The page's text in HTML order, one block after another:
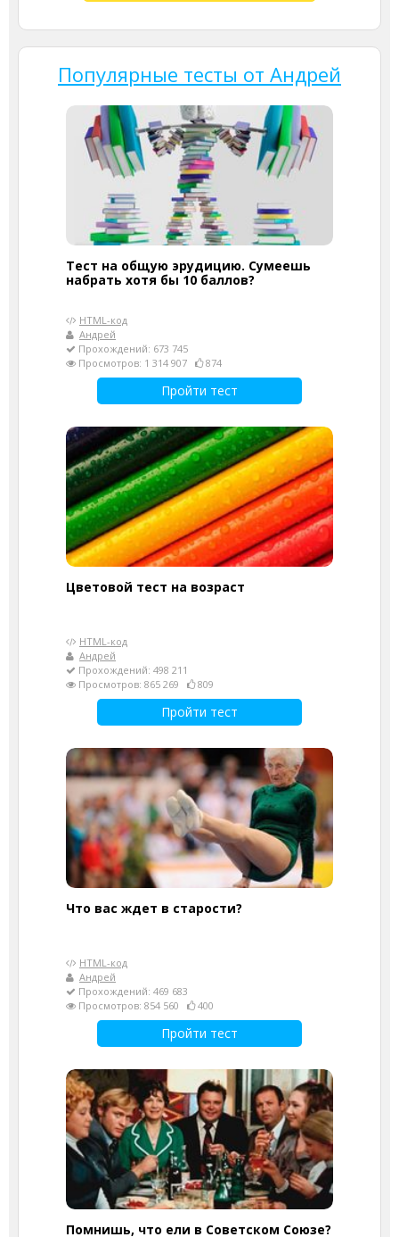
Популярные тесты от Андрей
Тест на общую эрудицию. Сумеешь
набрать хотя бы 10 баллов?
HTML-код
Андрей
Прохождений: 673 745
Просмотров: 1 314 907
874
Пройти тест
Цветовой тест на возраст
HTML-код
Андрей
Прохождений: 498 211
Просмотров: 865 269
809
Пройти тест
Что вас ждет в старости?
HTML-код
Андрей
Прохождений: 469 683
Просмотров: 854 560
400
Пройти тест
Помнишь, что ели в Советском Союзе?